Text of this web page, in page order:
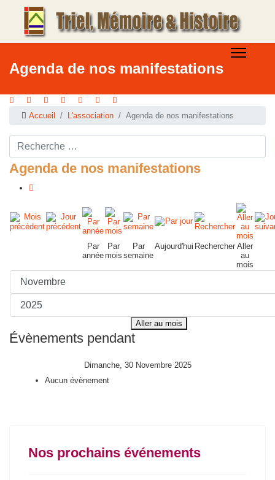
Agenda de nos manifestations
Accueil L'association Agenda de nos manifestations
Rechercher ...
Agenda de nos manifestations
Par
année
Par
mois
Par
semaine
Aujourd'hui Rechercher Aller
au
mois
Aller au mois
Évènements pendant
Dimanche, 30 Novembre 2025
Aucun évènement
Nos prochains événements